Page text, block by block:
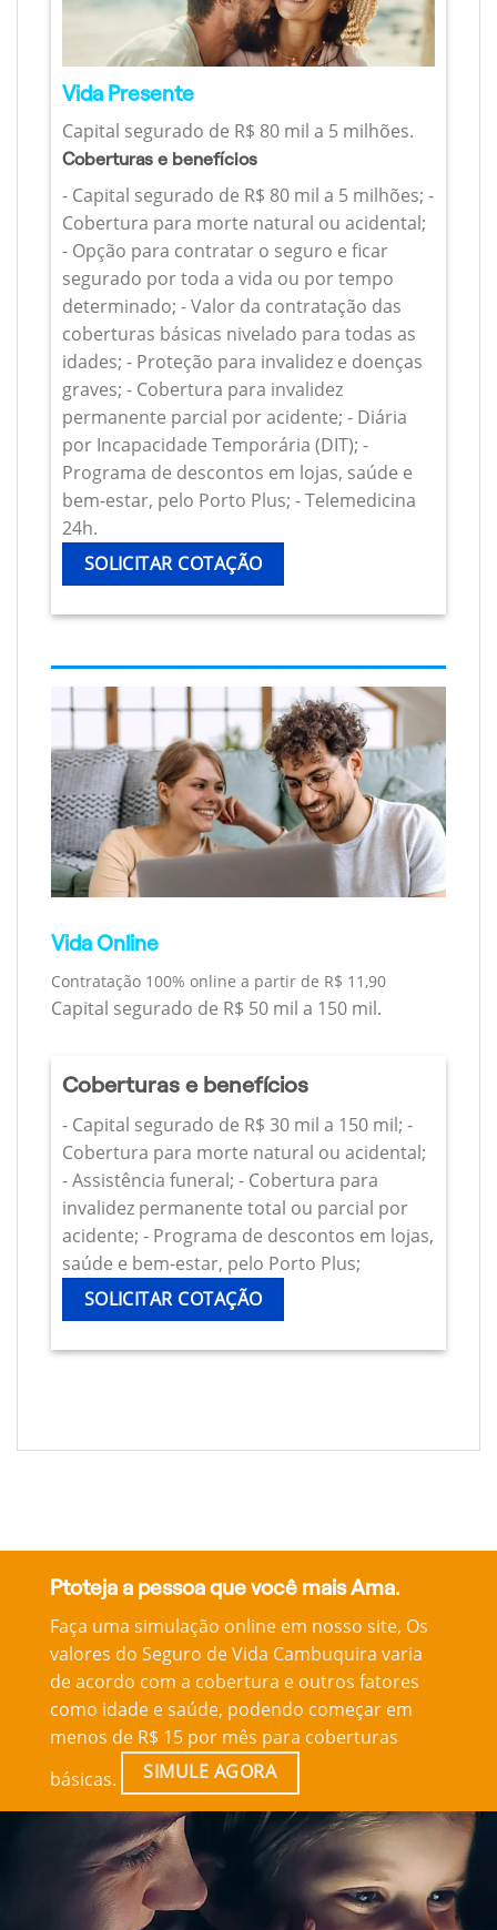
Vida Presente
Capital segurado de R$ 80 mil a 5 milhões.
Coberturas e benefícios
- Capital segurado de R$ 80 mil a 5 milhões; -
Cobertura para morte natural ou acidental;
- Opção para contratar o seguro e ficar
segurado por toda a vida ou por tempo
determinado; - Valor da contratação das
coberturas básicas nivelado para todas as
idades; - Proteção para invalidez e doenças
graves; - Cobertura para invalidez
permanente parcial por acidente; - Diária
por Incapacidade Temporária (DIT); -
Programa de descontos em lojas, saúde e
bem-estar, pelo Porto Plus; - Telemedicina
24h.
SOLICITAR COTAÇÃO
Vida Online
Contratação 100% online a partir de R$ 11,90
Capital segurado de R$ 50 mil a 150 mil.
Coberturas e benefícios
- Capital segurado de R$ 30 mil a 150 mil; -
Cobertura para morte natural ou acidental;
- Assistência funeral; - Cobertura para
invalidez permanente total ou parcial por
acidente; - Programa de descontos em lojas,
saúde e bem-estar, pelo Porto Plus;
SOLICITAR COTAÇÃO
Ptoteja a pessoa que você mais Ama.
Faça uma simulação online em nosso site, Os
valores do Seguro de Vida Cambuquira varia
de acordo com a cobertura e outros fatores
como idade e saúde, podendo começar em
menos de R$ 15 por mês para coberturas
básicas.
SIMULE AGORA